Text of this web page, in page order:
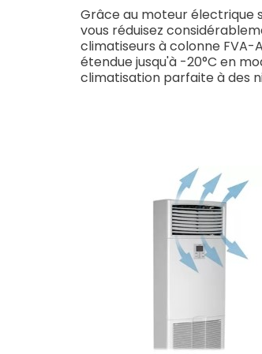
Grâce au moteur électrique
vous réduisez
climatiseurs à colonne
étendue jusqu'à -20°C en
climatisation parfaite à des